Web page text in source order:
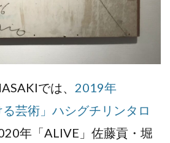
では、 2019年
る芸術」ハシグチリンタロ
年「ALIVE」佐藤貢・堀